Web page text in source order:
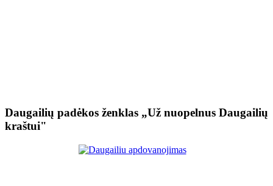
Daugailių padėkos ženklas „Už nuopelnus Daugailių
kraštui"